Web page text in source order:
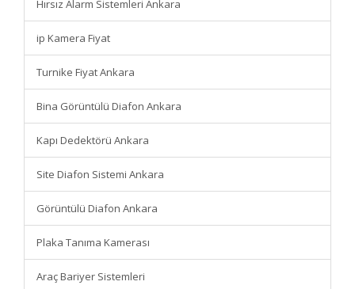
Hırsız Alarm Sistemleri Ankara
ip Kamera Fiyat
Turnike Fiyat Ankara
Bina Görüntülü Diafon Ankara
Kapı Dedektörü Ankara
Site Diafon Sistemi Ankara
Görüntülü Diafon Ankara
Plaka Tanıma Kamerası
Araç Bariyer Sistemleri